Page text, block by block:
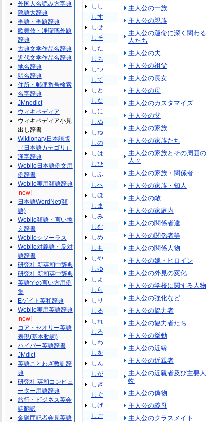
しし
しす
しせ
しそ
した
しち
しつ
して
しと
しな
しに
しぬ
しね
しの
しは
しひ
しふ
しへ
しほ
しま
しみ
しむ
しめ
しも
しや
しゆ
しよ
しら
しり
しる
しれ
しろ
しわ
しを
しん
しが
しぎ
しぐ
しげ
しご
主人公の一族
主人公の親族
主人公の運命に深く関わる
人たち
主人公の夫
主人公の祖父
主人公の長女
主人公の母
主人公のカスタマイズ
主人公の父
主人公の家族
主人公の家族たち
主人公の家族とその周囲の
人々
主人公の家族・関係者
主人公の家族・知人
主人公の敵
主人公の家庭内
主人公の関係者達
主人公の関係者等
主人公の関係人物
主人公の嫁・ヒロイン
主人公の外見の変化
主人公の学校に関する人物
主人公の強化など
主人公の協力者
主人公の協力者たち
主人公の挙動
主人公の近縁
主人公の近親者
主人公の近親者及び主要人
物
主人公の偽物
主人公の義母
主人公のクラスメイト
外国人名読み方字典
隠語大辞典
季語・季題辞典
歌舞伎・浄瑠璃外題
辞典
古典文学作品名辞典
近代文学作品名辞典
地名辞典
駅名辞典
住所・郵便番号検索
名字辞典
JMnedict
ウィキペディア
ウィキペディア小見
出し辞書
Wiktionary日本語版
（日本語カテゴリ）
漢字辞典
Weblio日本語例文用
例辞書
Weblio実用類語辞典
new!
日本語WordNet(類
語)
Weblio類語・言い換
え辞書
Weblioシソーラス
Weblio対義語・反対
語辞書
研究社 新英和中辞典
研究社 新和英中辞典
英語での言い方用例
集
Eゲイト英和辞典
Weblio実用英語辞典
new!
コア・セオリー英語
表現(基本動詞)
ハイパー英語辞書
JMdict
英語ことわざ教訓辞
典
研究社 英和コンピュ
ーター用語辞典
旅行・ビジネス英会
話翻訳
金融庁記者会見英語